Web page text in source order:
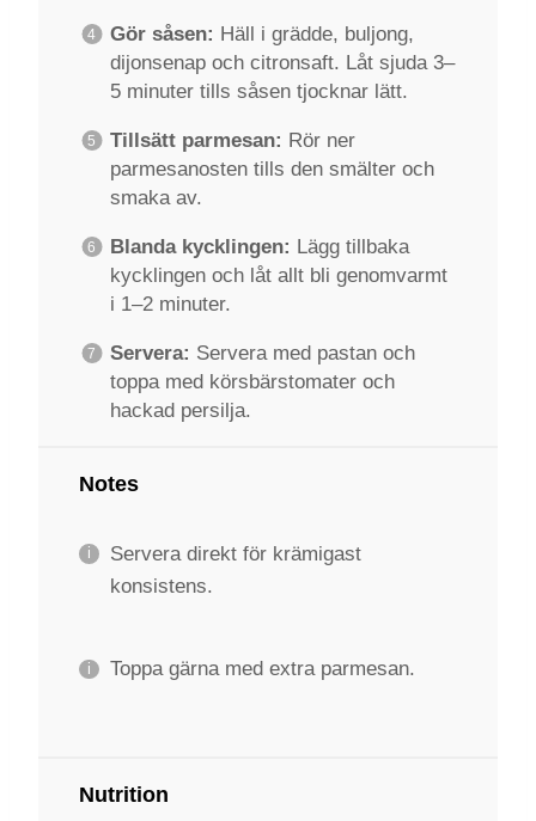
Gör såsen: Häll i grädde, buljong,
dijonsenap och citronsaft. Låt sjuda 3–
5 minuter tills såsen tjocknar lätt.
Tillsätt parmesan: Rör ner
parmesanosten tills den smälter och
smaka av.
Blanda kycklingen: Lägg tillbaka
kycklingen och låt allt bli genomvarmt
i 1–2 minuter.
Servera: Servera med pastan och
toppa med körsbärstomater och
hackad persilja.
Notes
Servera direkt för krämigast
konsistens.
Toppa gärna med extra parmesan.
Nutrition